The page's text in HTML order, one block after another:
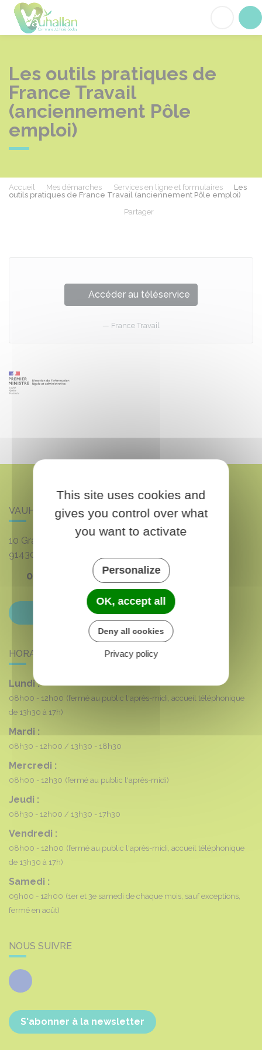
Les outils pratiques de
France Travail
(anciennement Pôle
emploi)
Accueil Mes démarches Services en ligne et formulaires
Les
outils pratiques de France Travail (anciennement Pôle emploi)
Partager
Accéder au téléservice
France Travail
VAUHALLAN
10 Grande rue du 8 mai 1945
91430
01 69 35 53 00
Contactez-nous
HORAIRES DE LA MAIRIE
Lundi :
08h00 - 12h00 (fermé au public l'après-midi, accueil téléphonique
de 13h30 à 17h)
Mardi :
08h30 - 12h00 13h30 - 18h30
Mercredi :
08h00 - 12h30 (fermé au public l'après-midi)
Jeudi :
08h30 - 12h00 13h30 - 17h30
Vendredi :
08h00 - 12h00 (fermé au public l'après-midi, accueil téléphonique
de 13h30 à 17h)
Samedi :
09h00 - 12h00 (1er et 3e samedi de chaque mois, sauf exceptions,
fermé en août)
NOUS SUIVRE
Facebook
S'abonner à la newsletter
This site uses cookies and
gives you control over what
you want to activate
Personalize
OK, accept all
Deny all cookies
Privacy policy